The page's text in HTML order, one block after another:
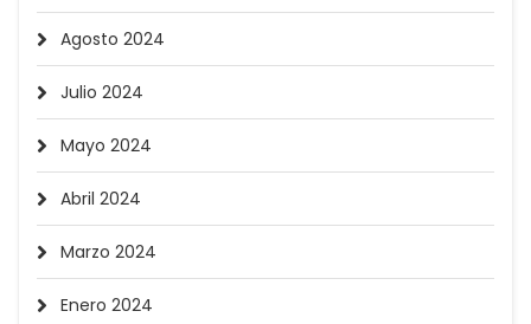
Agosto 2024
Julio 2024
Mayo 2024
Abril 2024
Marzo 2024
Enero 2024